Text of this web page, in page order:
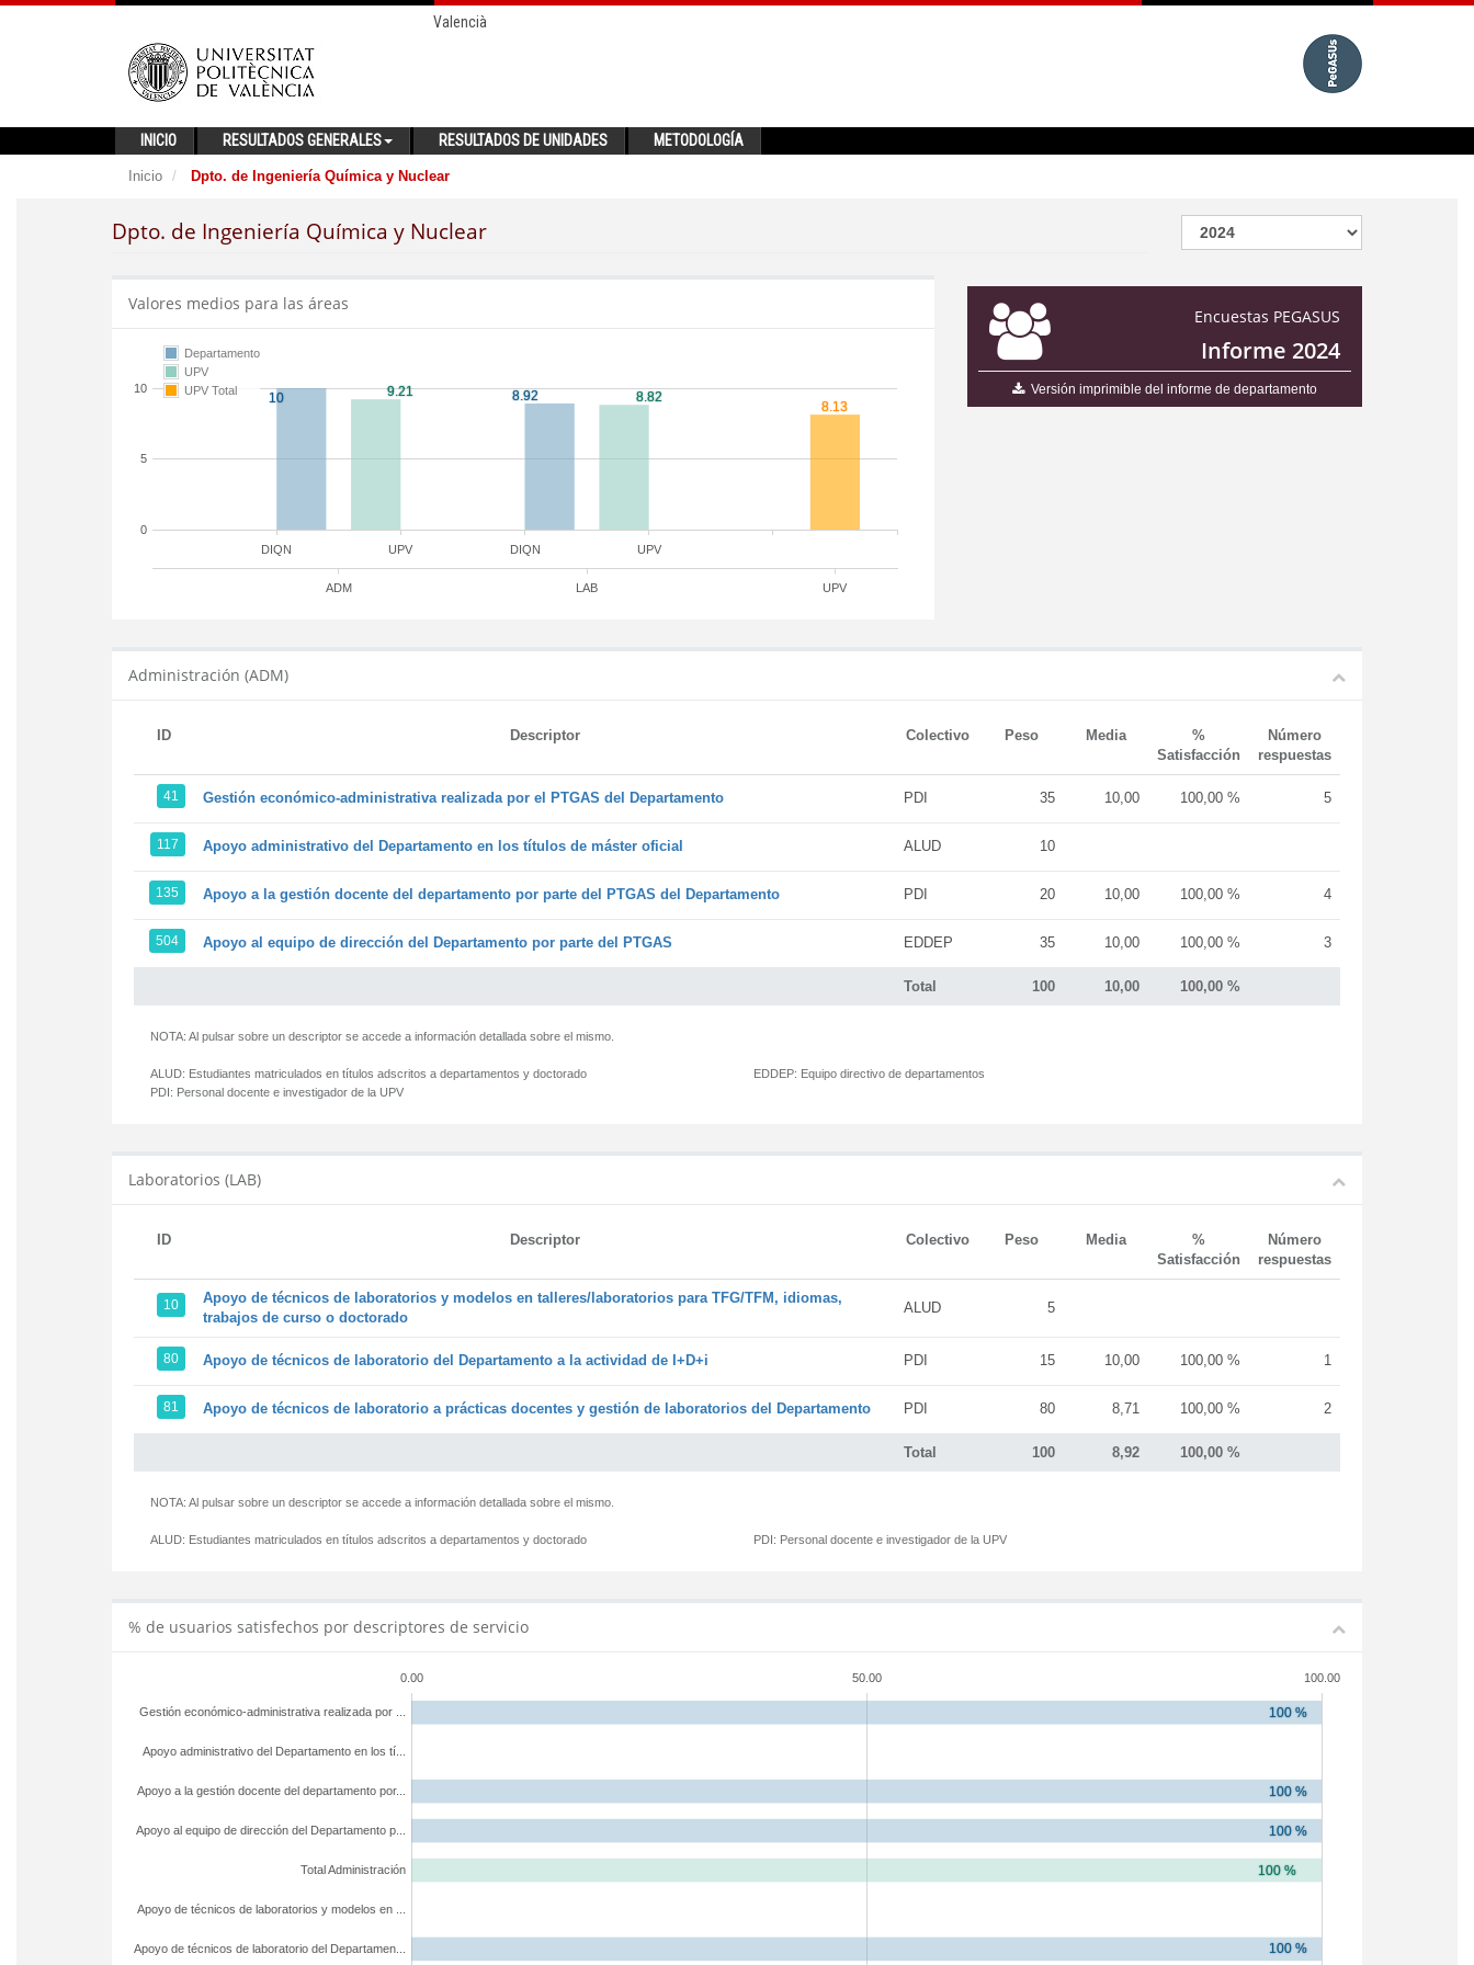
Valencià
INICIO RESULTADOS GENERALES RESULTADOS DE UNIDADES METODOLOGÍA
Inicio Dpto. de Ingeniería Química y Nuclear
Dpto. de Ingeniería Química y Nuclear
Encuestas PEGASUS
Informe 2024
Versión imprimible del informe de departamento
Valores medios para las áreas
DIQN DIQN
UPV UPV
ADM LAB UPV
0
5
10
Departamento
UPV
UPV Total
Administración (ADM)
ID Descriptor Colectivo Peso Media
%
Satisfacción
Número
respuestas
Total 100 10,00 100,00 %
41 Gestión económico-administrativa realizada por el PTGAS del Departamento PDI 35 10,00 100,00 % 5
117 Apoyo administrativo del Departamento en los títulos de máster oficial ALUD 10
135 Apoyo a la gestión docente del departamento por parte del PTGAS del Departamento PDI 20 10,00 100,00 % 4
504 Apoyo al equipo de dirección del Departamento por parte del PTGAS EDDEP 35 10,00 100,00 % 3
NOTA: Al pulsar sobre un descriptor se accede a información detallada sobre el mismo.
ALUD: Estudiantes matriculados en títulos adscritos a departamentos y doctorado
PDI: Personal docente e investigador de la UPV
EDDEP: Equipo directivo de departamentos
Laboratorios (LAB)
ID Descriptor Colectivo Peso Media
%
Satisfacción
Número
respuestas
Total 100 8,92 100,00 %
10
Apoyo de técnicos de laboratorios y modelos en talleres/laboratorios para TFG/TFM, idiomas,
trabajos de curso o doctorado
ALUD 5
80 Apoyo de técnicos de laboratorio del Departamento a la actividad de I+D+i PDI 15 10,00 100,00 % 1
81 Apoyo de técnicos de laboratorio a prácticas docentes y gestión de laboratorios del Departamento PDI 80 8,71 100,00 % 2
NOTA: Al pulsar sobre un descriptor se accede a información detallada sobre el mismo.
ALUD: Estudiantes matriculados en títulos adscritos a departamentos y doctorado PDI: Personal docente e investigador de la UPV
% de usuarios satisfechos por descriptores de servicio
0.00 50.00 100.00
Apoyo de técnicos de laboratorio del Departamen...
Apoyo de técnicos de laboratorios y modelos en ...
Total Administración
Apoyo al equipo de dirección del Departamento p...
Apoyo a la gestión docente del departamento por...
Apoyo administrativo del Departamento en los tí...
Gestión económico-administrativa realizada por ...